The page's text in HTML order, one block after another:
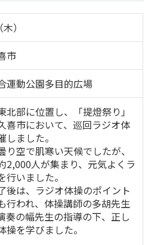
）
市
運動公園多目的広場
北部に位置し、「提燈祭り」
喜市において、巡回ラジオ体
しました。
り空で肌寒い天候でしたが、
2,000人が集まり、元気よくラ
行いました。
後は、ラジオ体操のポイント
行われ、体操講師の多胡先生
奏の幅先生の指導の下、正し
操を学びました。